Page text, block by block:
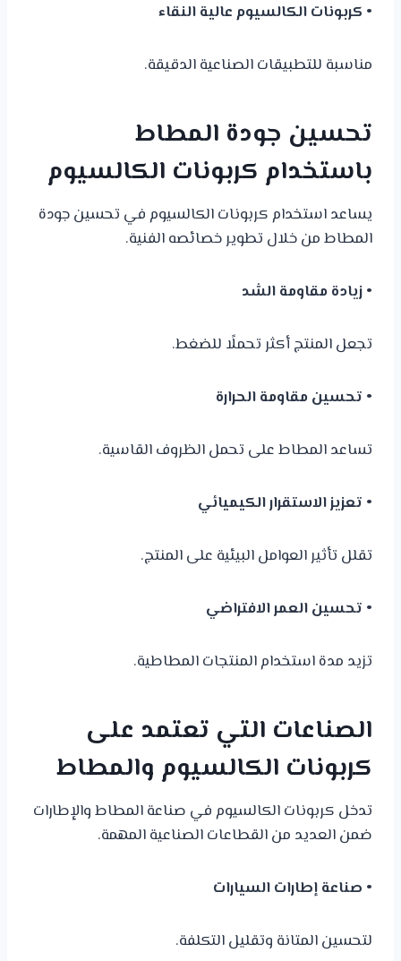
• كربونات الكالسيوم عالية النقاء
مناسبة للتطبيقات الصناعية الدقيقة.
تحسين جودة المطاط
باستخدام كربونات الكالسيوم
يساعد استخدام كربونات الكالسيوم في تحسين جودة
المطاط من خلال تطوير خصائصه الفنية.
• زيادة مقاومة الشد
تجعل المنتج أكثر تحملًا للضغط.
• تحسين مقاومة الحرارة
تساعد المطاط على تحمل الظروف القاسية.
• تعزيز الاستقرار الكيميائي
تقلل تأثير العوامل البيئية على المنتج.
• تحسين العمر الافتراضي
تزيد مدة استخدام المنتجات المطاطية.
الصناعات التي تعتمد على
كربونات الكالسيوم والمطاط
تدخل كربونات الكالسيوم في صناعة المطاط والإطارات
ضمن العديد من القطاعات الصناعية المهمة.
• صناعة إطارات السيارات
لتحسين المتانة وتقليل التكلفة.